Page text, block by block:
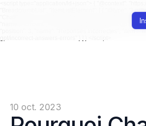
"BreadcrumbList", "itemListElement": [ { "@type":
"ChatGPT ", "item": "https://jenni.ai/chat-gpt" }, {
"name": "Erreurs", "item": "https://jenni.ai/chat-gpt/
"position": 3, "name": "Réponses Incorrectes", "item":
10 oct. 2023